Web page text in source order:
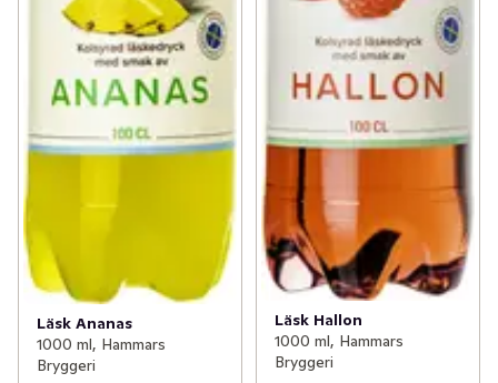
Läsk Ananas
1000 ml, Hammars
Bryggeri
Läsk Hallon
1000 ml, Hammars
Bryggeri